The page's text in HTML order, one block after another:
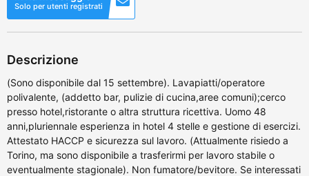
Solo per utenti registrati
Descrizione
(Sono disponibile dal 15 settembre). Lavapiatti/operatore
polivalente, (addetto bar, pulizie di cucina,aree comuni);cerco
presso hotel,ristorante o altra struttura ricettiva. Uomo 48
anni,pluriennale esperienza in hotel 4 stelle e gestione di esercizi.
Attestato HACCP e sicurezza sul lavoro. (Attualmente risiedo a
Torino, ma sono disponibile a trasferirmi per lavoro stabile o
eventualmente stagionale). Non fumatore/bevitore. Se interessati